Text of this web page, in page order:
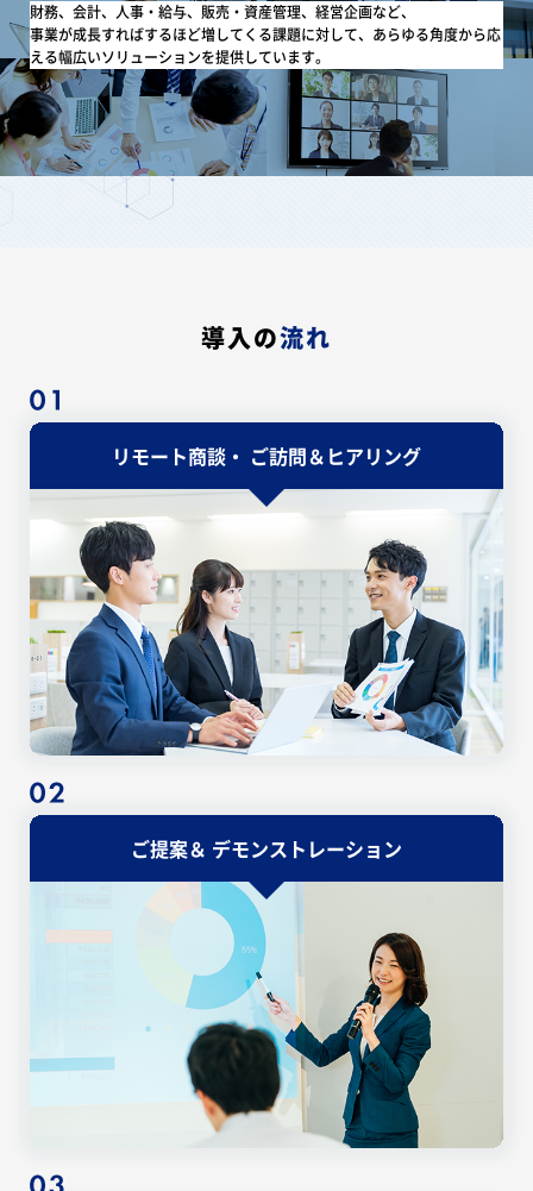
財務、会計、人事・給与、販売・資産管理、経営企画など、
事業が成長すればするほど増してくる課題に対して、あらゆる角度から応
える幅広いソリューションを提供しています。
導入の流れ
リモート商談・ ご訪問＆ヒアリング
ご提案＆ デモンストレーション